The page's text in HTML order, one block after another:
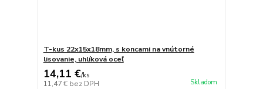
T-kus 22x15x18mm, s koncami na vnútorné
lisovanie, uhlíková oceľ
14,11 €/ks
11,47 € bez DPH Skladom